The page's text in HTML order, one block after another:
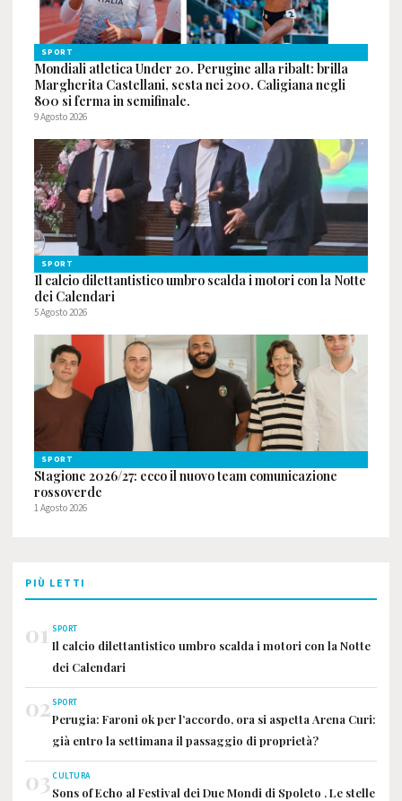
SPORT
Mondiali atletica Under 20. Perugine alla ribalt: brilla
Margherita Castellani, sesta nei 200. Caligiana negli
800 si ferma in semifinale.
9 Agosto 2026
SPORT
Il calcio dilettantistico umbro scalda i motori con la Notte
dei Calendari
5 Agosto 2026
SPORT
Stagione 2026/27: ecco il nuovo team comunicazione
rossoverde
1 Agosto 2026
PIÙ LETTI
01 SPORT
Il calcio dilettantistico umbro scalda i motori con la Notte
dei Calendari
02SPORT
Perugia: Faroni ok per l’accordo, ora si aspetta Arena Curi:
già entro la settimana il passaggio di proprietà?
03CULTURA
Sons of Echo al Festival dei Due Mondi di Spoleto . Le stelle